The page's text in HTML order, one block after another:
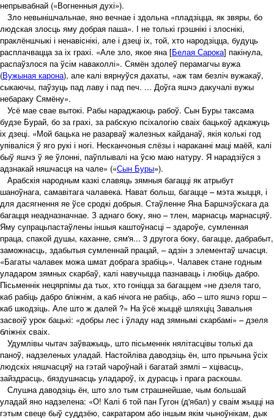
непрывабнай («Вогненныя духі»).
Зло невынішчальнае, яно вечнае і здольна «пладзіцца, як звяры, бо
людская злосць яму добрая паша». І не толькі грэшнікі і злоснікі,
праклёншчыкі і ненавіснікі, але і дзеці іх, той, хто народзіцца, будуць
расплачвацца за іх грахі. «Але зло, якое яна [Белая Сарока] пакінула,
распаўзлося па ўсім наваколлі». Сямён здолеў перамагчы вужа
(Вужыная карона), але калі вярнуўся дахаты, «аж там безліч вужакаў,
сыкаючы, паўзуць пад лаву і пад печ. ... Доўга яшчэ дакучалі вужы
небараку Сямёну».
Усё мае свае вытокі. Рабы нараджаюць рабоў. Сын Буры таксама
будзе Бурай, бо за грахі, за рабскую псіхалогію сваіх бацькоў адкажуць
іх дзеці. «Мой бацька не разарваў жалезных кайданаў, якія колькі год
упіваліся ў яго рукі і ногі. Несканчоныя слёзы і нараканні маці маёй, калі
быў яшчэ ў яе ўлонні, паўплывалі на ўсю маю натуру. Я нарадзіўся з
адзнакай няшчасця на чале» («Сын Буры»).
Арабскія народным казкі славяць зямныя багацці як атрыбут
шаноўнага, самавітага чалавека. Нават больш, багацце – мэта жыцця, і
для дасягнення яе ўсе сродкі добрыя. Стаўленне Яна Баршчэўскага да
багацця неадназначнае. З аднаго боку, яно – тлен, марнасць марнасцяў.
Яму супрацьпастаўлены іншыя каштоўнасці – здароўе, сумленная
праца, спакой душы, каханне, сям'я... 3 другога боку, багацце, дабрабыт,
заможнасць, здабытыя сумленнай працай, – адзін з элементаў шчасця.
«Багаты чалавек можа шмат добрага зрабіць». Чалавек стане годным
уладаром зямных скарбаў, калі навучыцца пазнаваць і любіць дабро.
Пісьменнік нецярпімы да тых, хто гоніцца за багаццем «не дзеля таго,
каб рабіць дабро бліжнім, а каб нічога не рабіць, або – што яшчэ горш –
каб шкодзіць. Але што ж далей ?» На ўсё жыццё шляхціц Завальня
засвоіў урок бацькі: «добры лес і ўладу над зямнымі скарбамі» – дзеля
бліжніх сваіх.
Удумлівы чытач заўважыць, што пісьменнік нялітасцівы толькі да
паноў, надзеленых уладай. Настойліва даводзіць ён, што прычына ўсіх
людскіх няшчасцяў на гэтай чароўнай і багатай зямлі – хцівасць,
зайздрасць, бяздушнасць уладароў, іх дурасць і прага раскошы.
Слушна даводзіць ён, што зло тым страшнейшае, чым большай
уладай яно надзелена: «О! Калі б той пан Гугон (д'ябал) у сваім жыцці на
гэтым свеце быў суддзёю, сакратаром або іншым якім чыноўнікам, дык